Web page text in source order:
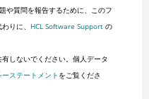
や質問を報告するために、このフ
りに、 HCL Software Supportの
しないでください。個人データ
ステートメント をご覧くださ